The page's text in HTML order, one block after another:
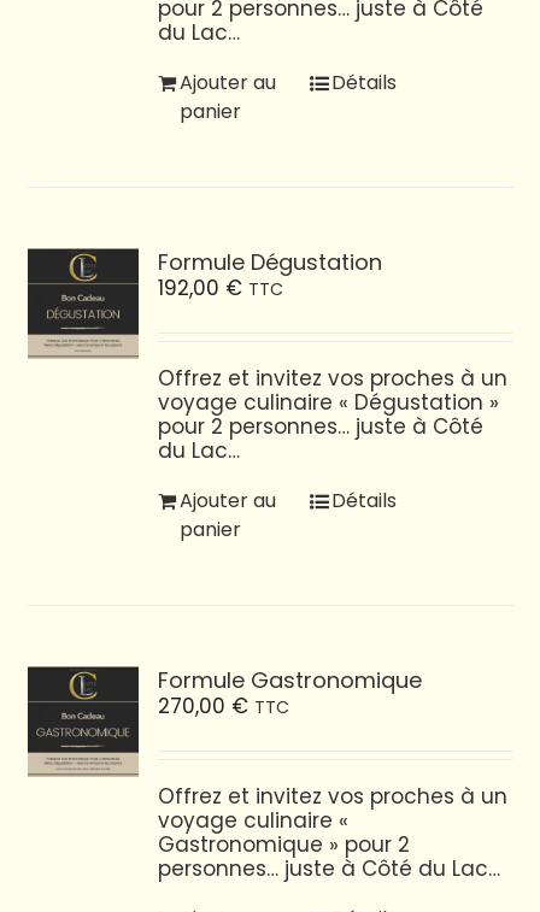
pour 2 personnes… juste à Côté
du Lac…
Ajouter au
panier
Détails
Formule Dégustation
192,00 € TTC
Offrez et invitez vos proches à un
voyage culinaire « Dégustation »
pour 2 personnes… juste à Côté
du Lac…
Ajouter au
panier
Détails
Formule Gastronomique
270,00 € TTC
Offrez et invitez vos proches à un
voyage culinaire «
Gastronomique » pour 2
personnes… juste à Côté du Lac…